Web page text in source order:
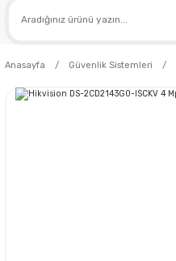
Anasayfa Güvenlik Sistemleri